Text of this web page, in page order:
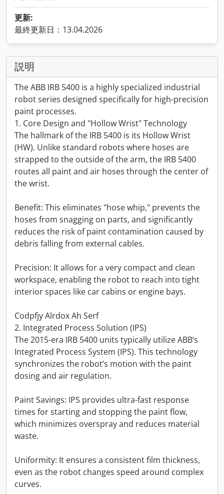
更新:
最終更新日：13.04.2026
説明
The ABB IRB 5400 is a highly specialized industrial
robot series designed specifically for high-precision
paint processes.
1. Core Design and "Hollow Wrist" Technology
The hallmark of the IRB 5400 is its Hollow Wrist
(HW). Unlike standard robots where hoses are
strapped to the outside of the arm, the IRB 5400
routes all paint and air hoses through the center of
the wrist.
Benefit: This eliminates "hose whip," prevents the
hoses from snagging on parts, and significantly
reduces the risk of paint contamination caused by
debris falling from external cables.
Precision: It allows for a very compact and clean
workspace, enabling the robot to reach into tight
interior spaces like car cabins or engine bays.
Codpfjy Alrdox Ah Serf
2. Integrated Process Solution (IPS)
The 2015-era IRB 5400 units typically utilize ABB’s
Integrated Process System (IPS). This technology
synchronizes the robot’s motion with the paint
dosing and air regulation.
Paint Savings: IPS provides ultra-fast response
times for starting and stopping the paint flow,
which minimizes overspray and reduces material
waste.
Uniformity: It ensures a consistent film thickness,
even as the robot changes speed around complex
curves.